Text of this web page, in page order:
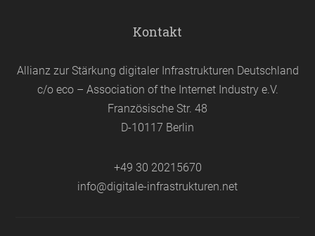
Kontakt
Allianz zur Stärkung digitaler Infrastrukturen Deutschland
c/o eco – Association of the Internet Industry e.V.
Französische Str. 48
D-10117 Berlin
+49 30 20215670
info@digitale-infrastrukturen.net